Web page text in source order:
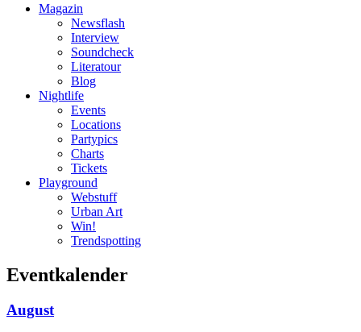
Magazin
Newsflash
Interview
Soundcheck
Literatour
Blog
Nightlife
Events
Locations
Partypics
Charts
Tickets
Playground
Webstuff
Urban Art
Win!
Trendspotting
Eventkalender
August